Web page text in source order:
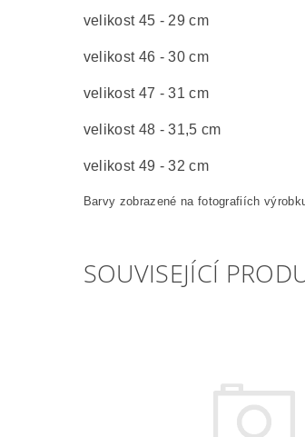
velikost 45 - 29 cm
velikost 46 - 30 cm
velikost 47 - 31 cm
velikost 48 - 31,5 cm
velikost 49 - 32 cm
Barvy zobrazené na fotografiích
SOUVISEJÍCÍ